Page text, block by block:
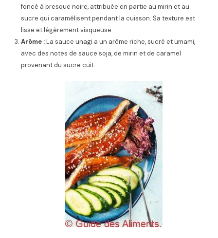
foncé à presque noire, attribuée en partie au mirin et au
sucre qui caramélisent pendant la cuisson. Sa texture est
lisse et légèrement visqueuse.
Arôme :La sauce unagi a un arôme riche, sucré et umami,
avec des notes de sauce soja, de mirin et de caramel
provenant du sucre cuit.